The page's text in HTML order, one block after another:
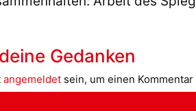
Gedanken
angemeldet sein, um einen